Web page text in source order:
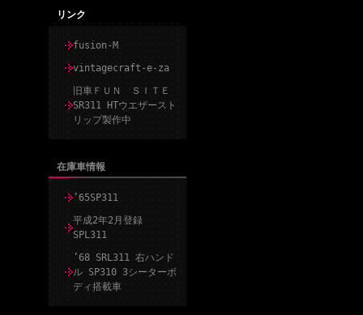
リンク
fusion-M
vintagecraft-e-za
旧車ＦＵＮ ＳＩＴＥ
SR311 HTウエザースト
リップ製作中
在庫車情報
’65SP311
平成2年2月登録
SPL311
’68 SRL311 右ハンド
ル SP310 3シーターボ
ディ搭載車